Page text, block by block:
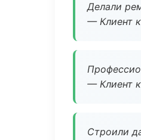
Делали
— Клиент
— Клиент
Строили